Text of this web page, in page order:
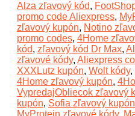
Alza zľavový kód,
promo code Aliexpress,
zľavový kupón, Notino
promo codes, 4Home
kód, zľavový kód Dr Max,
zľavové kódy, Aliexpress
XXXLutz kupón, Wolt kódy,
4Home zľavový kupón,
VypredajObliecok zľavový
kupón, Sofia zľavový kupón
MyProtein zľavové kódy,